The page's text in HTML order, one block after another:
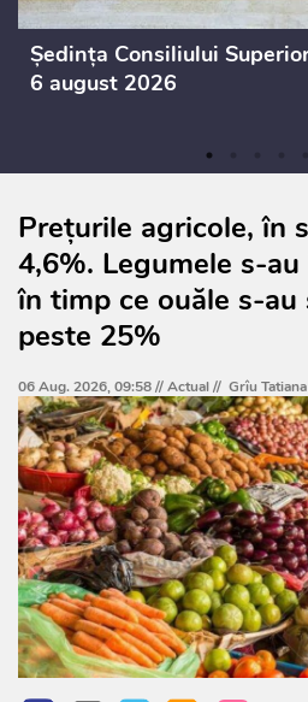
Ședința Consiliului
6 august 2026
Prețurile agricole, în
4,6%. Legumele s-
în timp ce ouăle s-
peste 25%
06 Aug. 2026, 09:58 //Actual// Grîu Tatiana